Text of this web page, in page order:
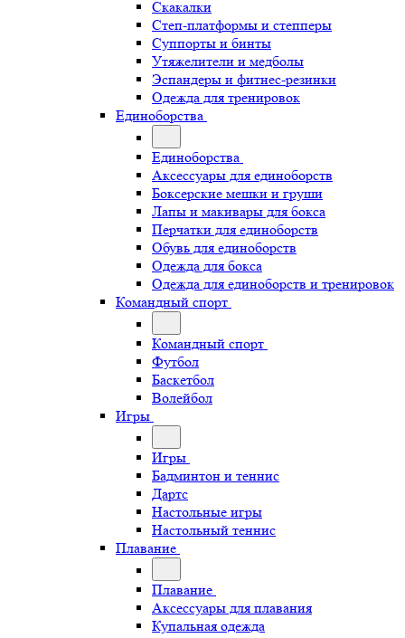
Скакалки
Степ-платформы и степперы
Суппорты и бинты
Утяжелители и медболы
Эспандеры и фитнес-резинки
Одежда для тренировок
Единоборства
Единоборства
Аксессуары для единоборств
Боксерские мешки и груши
Лапы и макивары для бокса
Перчатки для единоборств
Обувь для единоборств
Одежда для бокса
Одежда для единоборств и тренировок
Командный спорт
Командный спорт
Футбол
Баскетбол
Волейбол
Игры
Игры
Бадминтон и теннис
Дартс
Настольные игры
Настольный теннис
Плавание
Плавание
Аксессуары для плавания
Купальная одежда